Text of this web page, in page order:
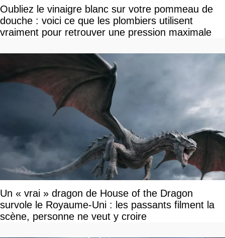
Oubliez le vinaigre blanc sur votre pommeau de
douche : voici ce que les plombiers utilisent
vraiment pour retrouver une pression maximale
Un « vrai » dragon de House of the Dragon
survole le Royaume-Uni : les passants filment la
scène, personne ne veut y croire